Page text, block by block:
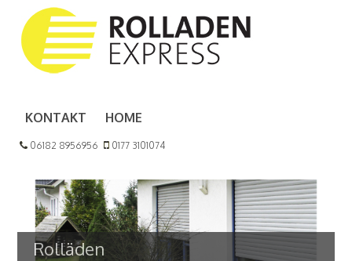
KONTAKT HOME
06182 8956956 0177 3101074
Rolläden